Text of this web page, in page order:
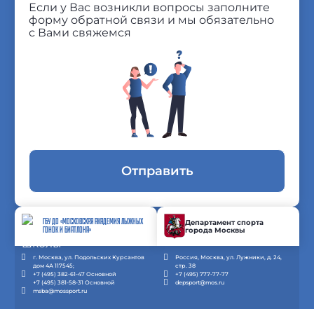
Если у Вас возникли вопросы заполните
форму обратной связи и мы обязательно
с Вами свяжемся
Отправить
ГБУ ДО «МОСКОВСКАЯ АКАДЕМИЯ ЛЫЖНЫХ
ГОНОК И БИАТЛОНА»
г. Москва, ул. Подольских Курсантов
дом 4А 117545;
+7 (495) 382-61-47 Основной
+7 (495) 381-58-31 Основной
msba@mossport.ru
Департамент спорта
города Москвы
Россия, Москва, ул. Лужники, д. 24,
стр. 38
+7 (495) 777-77-77
depsport@mos.ru